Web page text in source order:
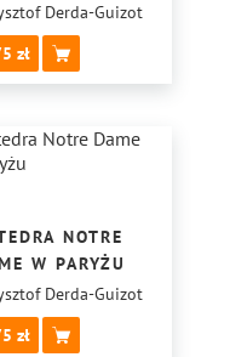
Derda-Guizot
NOTRE
W PARYŻU
Derda-Guizot